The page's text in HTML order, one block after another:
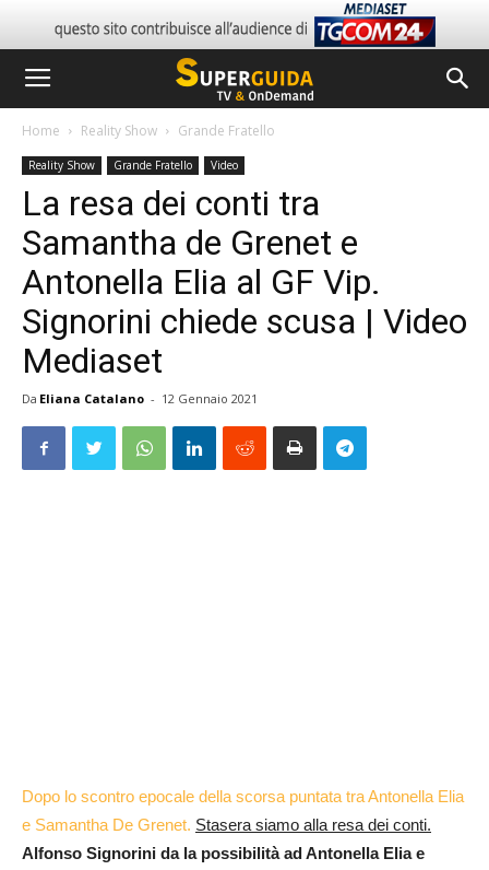
Home Reality Show Grande Fratello
Reality Show Grande Fratello Video
La resa dei conti tra
Samantha de Grenet e
Antonella Elia al GF Vip.
Signorini chiede scusa | Video
Mediaset
Da Eliana Catalano - 12 Gennaio 2021
Dopo lo scontro epocale della scorsa puntata tra Antonella Elia
e Samantha De Grenet. Stasera siamo alla resa dei conti.
Alfonso Signorini da la possibilità ad Antonella Elia e